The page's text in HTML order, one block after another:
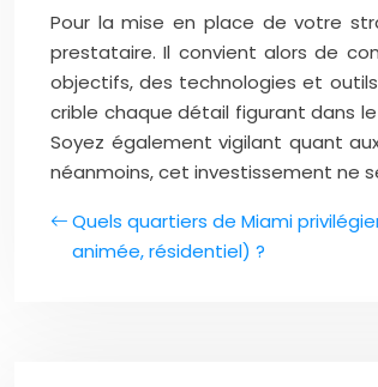
Pour la mise en place de votre
prestataire. Il convient alors de
objectifs, des technologies et
crible chaque détail figurant dans le
Soyez également vigilant quant
néanmoins, cet investissement ne
Quels quartiers de Miami
animée, résidentiel) ?